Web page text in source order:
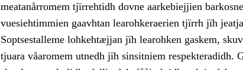
meatanårromem tjïrrehtidh dovne aarkebiejjien
vuesiehtimmien gaavhtan learohkeraerien tjïrrh jïh
Soptsestalleme lohkehtæjjan jïh learohken gaskem,
tjuara våaromem utnedh jïh sinsitniem respekteradidh.